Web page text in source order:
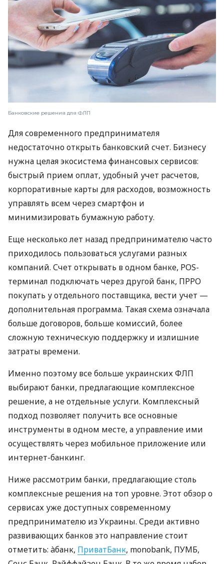
Банковские решения для ФЛП
Для современного предпринимателя
недостаточно открыть банковский счет. Бизнесу
нужна целая экосистема финансовых сервисов:
быстрый прием оплат, удобный учет расчетов,
корпоративные карты для расходов, возможность
управлять всем через смартфон и
минимизировать бумажную работу.
Еще несколько лет назад предпринимателю часто
приходилось пользоваться услугами разных
компаний. Счет открывать в одном банке, POS-
терминал подключать через другой банк, ПРРО
покупать у отдельного поставщика, вести учет —
дополнительная программа. Такая схема означала
больше договоров, больше комиссий, более
сложную техническую поддержку и излишние
затраты времени.
Именно поэтому все больше украинских ФЛП
выбирают банки, предлагающие комплексное
решение, а не отдельные услуги. Комплексный
подход позволяет получить все основные
инструменты в одном месте, а управление ими
осуществлять через мобильное приложение или
интернет-банкинг.
Ниже рассмотрим банки, предлагающие столь
комплексные решения на топ уровне. Этот обзор о
сервисах уже доступных современному
предпринимателю из Украины. Среди активно
развивающих банков это направление стоит
отметить: àбанк, ПриватБанк, monobank, ПУМБ,